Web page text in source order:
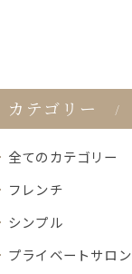
カテゴリー
全てのカテゴリー
フレンチ
シンプル
プライベートサロン